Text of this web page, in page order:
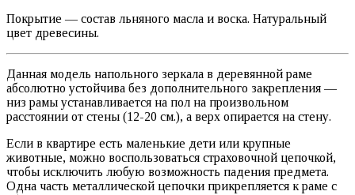
Покрытие — состав льняного масла и воска. Натуральный
цвет древесины.
Данная модель напольного зеркала в деревянной раме
абсолютно устойчива без дополнительного закрепления —
низ рамы устанавливается на пол на произвольном
расстоянии от стены (12-20 см.), а верх опирается на стену.
Если в квартире есть маленькие дети или крупные
животные, можно воспользоваться страховочной цепочкой,
чтобы исключить любую возможность падения предмета.
Одна часть металлической цепочки прикрепляется к раме с